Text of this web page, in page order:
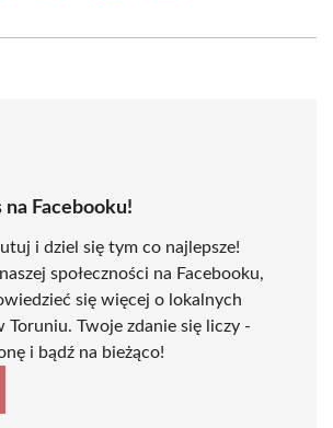
na Facebooku!
i dziel się tym co najlepsze!
społeczności na Facebooku,
się więcej o lokalnych
Toruniu. Twoje zdanie się liczy -
i bądź na bieżąco!